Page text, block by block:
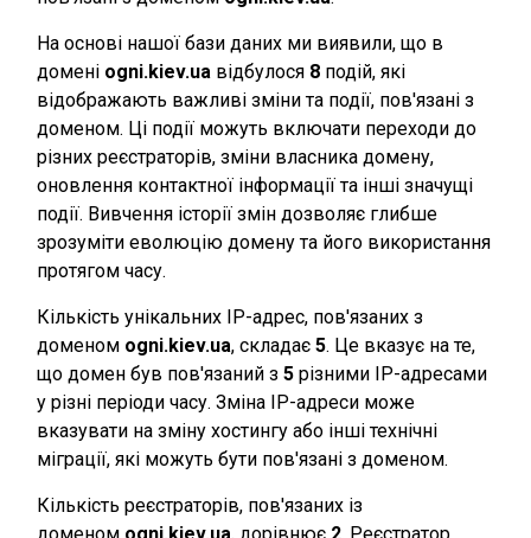
На основі нашої бази даних ми виявили, що в
домені ogni.kiev.ua відбулося 8 подій, які
відображають важливі зміни та події, пов'язані з
доменом. Ці події можуть включати переходи до
різних реєстраторів, зміни власника домену,
оновлення контактної інформації та інші значущі
події. Вивчення історії змін дозволяє глибше
зрозуміти еволюцію домену та його використання
протягом часу.
Кількість унікальних IP-адрес, пов'язаних з
доменом ogni.kiev.ua, складає 5. Це вказує на те,
що домен був пов'язаний з 5 різними IP-адресами
у різні періоди часу. Зміна IP-адреси може
вказувати на зміну хостингу або інші технічні
міграції, які можуть бути пов'язані з доменом.
Кількість реєстраторів, пов'язаних із